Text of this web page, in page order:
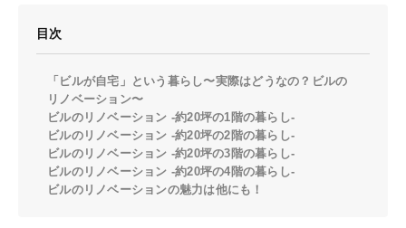
目次
「ビルが自宅」という暮らし〜実際はどうなの？ビルの
リノベーション〜
ビルのリノベーション -約20坪の1階の暮らし-
ビルのリノベーション -約20坪の2階の暮らし-
ビルのリノベーション -約20坪の3階の暮らし-
ビルのリノベーション -約20坪の4階の暮らし-
ビルのリノベーションの魅力は他にも！